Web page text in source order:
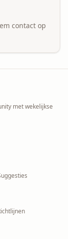
contact op
met wekelijkse